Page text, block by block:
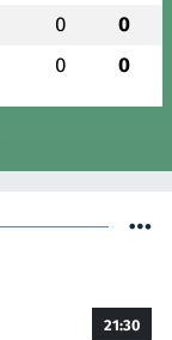
0 0
0 0
21:30